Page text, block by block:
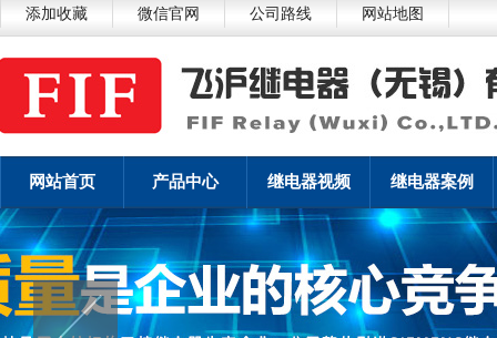
添加收藏 微信官网 公司路线 网站地图
网站首页 产品中心 继电器视频 继电器案例